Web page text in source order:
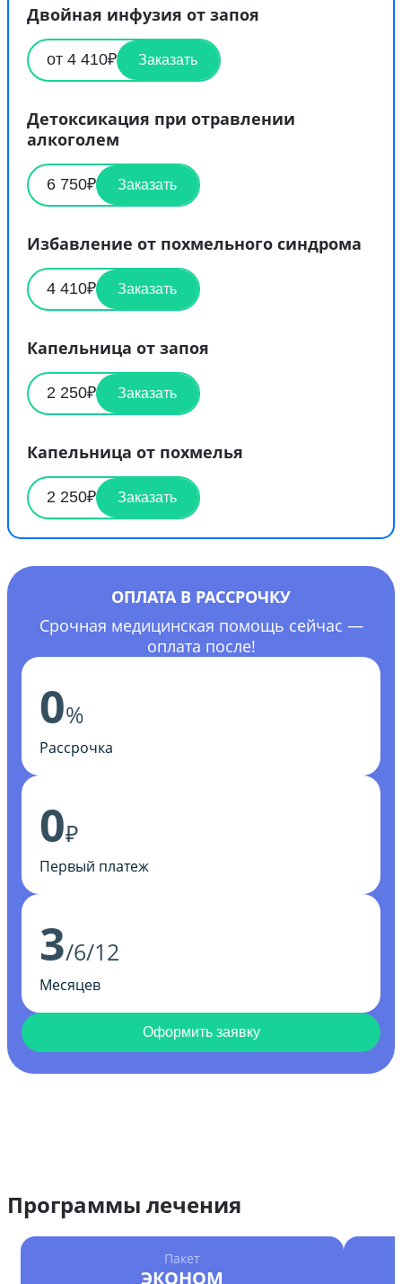
Двойная инфузия от запоя
от 4 410₽ Заказать
Детоксикация при отравлении
алкоголем
6 750₽ Заказать
Избавление от похмельного синдрома
4 410₽ Заказать
Капельница от запоя
2 250₽ Заказать
Капельница от похмелья
2 250₽ Заказать
ОПЛАТА В РАССРОЧКУ
Срочная медицинская помощь сейчас —
оплата после!
0%
Рассрочка
0₽
Первый платеж
3/6/12
Месяцев
Оформить заявку
Программы лечения
Пакет
ЭКОНОМ